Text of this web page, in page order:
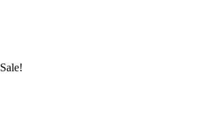
Sale!